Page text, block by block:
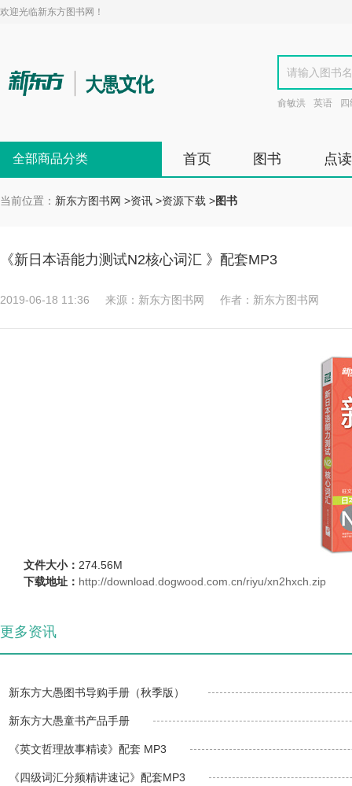
欢迎光临新东方图书网！
俞敏洪 英语
全部商品分类 首页 图书 点
当前位置： 新东方图书网 >资讯 >资源下载 >图书
《新日本语能力测试N2核心词汇 》配套MP3
2019-06-18 11:36 来源：新东方图书网 作者：新东方图书网
文件大小： 274.56M
下载地址： http://download.dogwood.com.cn/riyu/xn2hxch.zip
更多资讯
新东方大愚图书导购手册（秋季版）
新东方大愚童书产品手册
《英文哲理故事精读》配套 MP3
《四级词汇分频精讲速记》配套MP3